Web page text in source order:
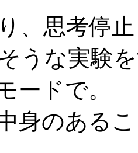
、思考停
うな実験
ードで。
身のある